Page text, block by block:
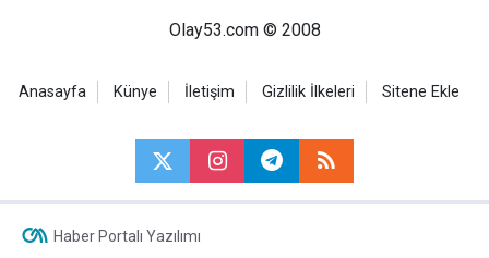
Olay53.com © 2008
Anasayfa Künye İletişim Gizlilik İlkeleri Sitene Ekle
Haber Portalı Yazılımı